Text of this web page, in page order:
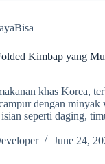
Kimbap yang
khas Korea,
dengan minyak
seperti daging,
June 24,